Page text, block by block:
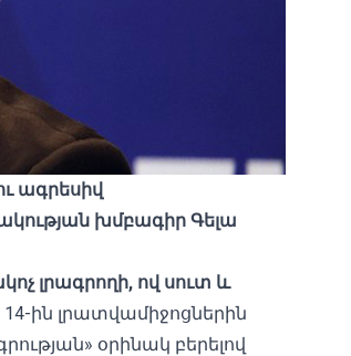
ագրեսիվ
խմբագիր Գելա
լրագրողի, ով սուտ և
ին լրատվամիջոցներին
օրինակ բերելով